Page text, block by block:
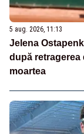
5 aug. 2026, 11:13
Jelena
după retragerea
moartea